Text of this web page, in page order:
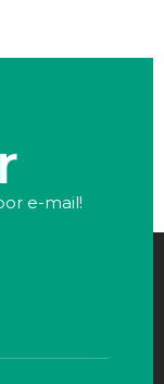
e-mail!